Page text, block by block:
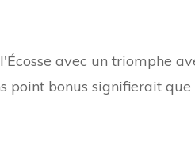
avec un triomphe
point bonus signifierait